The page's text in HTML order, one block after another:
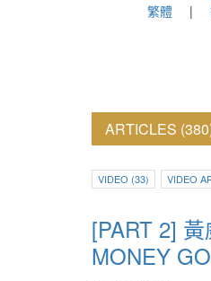
繁體
ARTICLES
VIDEO (33) VIDEO
[PART 2]
MONEY